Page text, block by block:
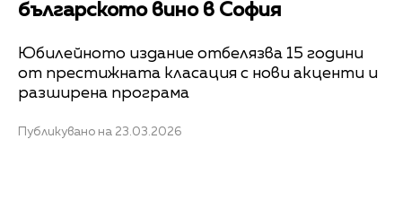
българското вино в София
Юбилейното издание отбелязва 15 години
от престижната класация с нови акценти и
разширена програма
Публикувано на 23.03.2026